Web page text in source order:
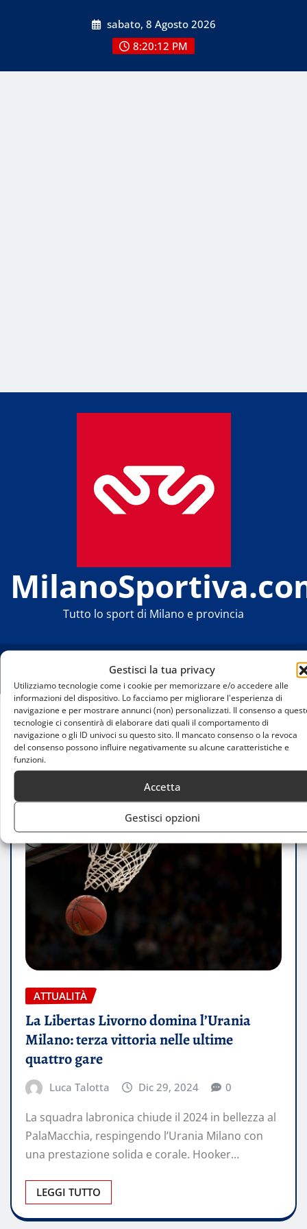
Gestisci la tua privacy
Utilizziamo tecnologie come i cookie per memorizzare e/o accedere alle
informazioni del dispositivo. Lo facciamo per migliorare l'esperienza di
navigazione e per mostrare annunci (non) personalizzati. Il consenso a
tecnologie ci consentirà di elaborare dati quali il comportamento di
navigazione o gli ID univoci su questo sito. Il mancato consenso o la revoca
del consenso possono influire negativamente su alcune caratteristiche e
funzioni.
Accetta
Gestisci opzioni
sabato, 8 Agosto 2026
8:20:12 PM
Tutto lo sport di Milano e provincia
Home
La Libertas Livorno domina l’Urania Milano: terza
vittoria nelle ultime quattro gare
ATTUALITÀ
La Libertas Livorno domina l’Urania
Milano: terza vittoria nelle ultime
quattro gare
Luca Talotta Dic 29, 2024 0
La squadra labronica chiude il 2024 in bellezza al
PalaMacchia, respingendo l’Urania Milano con
una prestazione solida e corale. Hooker…
LEGGI TUTTO